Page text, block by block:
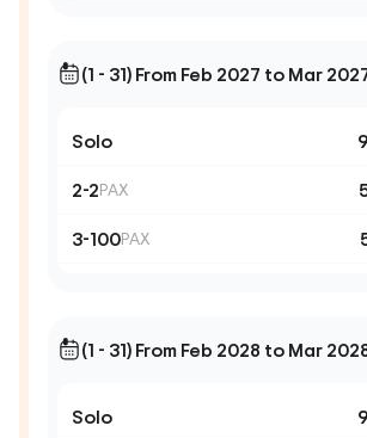
(1 - 31) From Feb 2027 to Mar
Solo
2-2PAX
3-100PAX
(1 - 31) From Feb 2028 to Mar
Solo